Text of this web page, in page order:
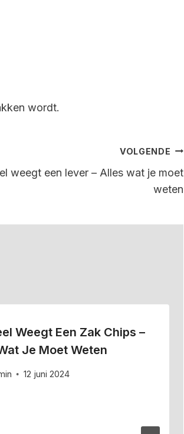
wordt.
VOLGENDE
weegt een lever – Alles wat je moet
weten
Weegt Een Zak Chips –
Je Moet Weten
12 juni 2024